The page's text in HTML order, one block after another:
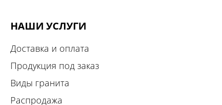
НАШИ УСЛУГИ
Доставка и оплата
Продукция под заказ
Виды гранита
Распродажа